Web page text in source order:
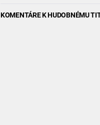
KOMENTÁRE K HUDOBNÉMU